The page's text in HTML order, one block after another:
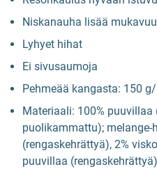
Niskanauha lisää
Lyhyet hihat
Ei sivusaumoja
Pehmeää kangasta: 150
Materiaali: 100% puuvillaa
puolikammattu); melange-
(rengaskehrättyä), 2%
puuvillaa